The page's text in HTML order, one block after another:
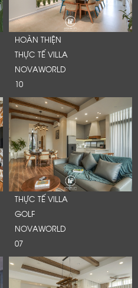
HOÀN THIỆN
THỰC TẾ VILLA
NOVAWORLD
10
THỰC TẾ VILLA
GOLF
NOVAWORLD
07ƠN